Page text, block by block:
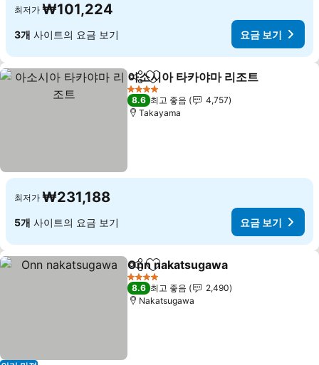
최저가 ₩101,224
3개 사이트의 요금 보기 요금 보기
공유 즐겨찾기에 추가
아소시아 타카야마 리조트
4 성급
8.6 최고 좋음
4,757
Takayama
최저가 ₩231,188
5개 사이트의 요금 보기 요금 보기
공유 즐겨찾기에 추가
Onn nakatsugawa
4 성급
8.6 최고 좋음
2,490
Nakatsugawa